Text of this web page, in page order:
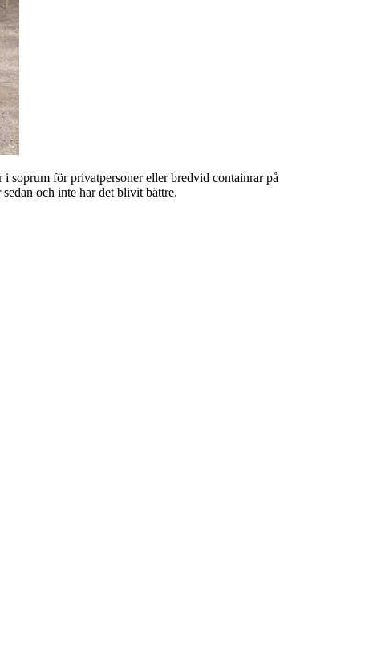
soprum för privatpersoner eller bredvid containrar på
och inte har det blivit bättre.